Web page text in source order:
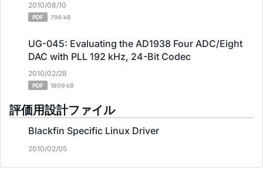
2010/08/10
PDF 796 kB
UG-045: Evaluating the AD1938 Four ADC/Eight
DAC with PLL 192 kHz, 24-Bit Codec
2010/02/28
PDF 1809 kB
評価用設計ファイル
Blackfin Specific Linux Driver
2010/02/05